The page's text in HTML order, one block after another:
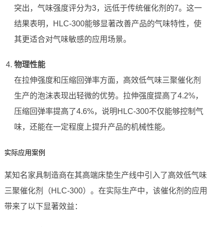
突出，气味强度评分为3，远低于传统催化剂的7。这一
结果表明，HLC-300能够显著改善产品的气味特性，使
其更适合对气味敏感的应用场景。
物理性能
在拉伸强度和压缩回弹率方面，高效低气味三聚催化剂
生产的泡沫表现出轻微的优势。拉伸强度提高了4.2%，
压缩回弹率提高了4.6%，说明HLC-300不仅能够控制气
味，还能在一定程度上提升产品的机械性能。
实际应用案例
某知名家具制造商在其高端床垫生产线中引入了高效低气味
三聚催化剂（HLC-300）。在实际生产中，该催化剂的应用
带来了以下显著效益：